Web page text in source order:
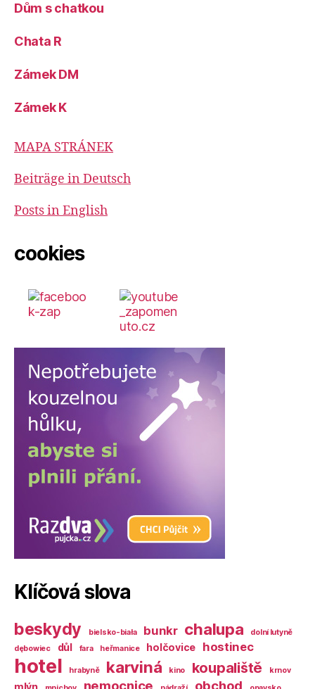
Dům s chatkou
Chata R
Zámek DM
Zámek K
MAPA STRÁNEK
Beiträge in Deutsch
Posts in English
cookies
Klíčová slova
beskydy bielsko-biała bunkr chalupa
dolní lutyně
dębowiec
důl fara heřmanice holčovice hostinec
hotel hrabyně karviná kino koupaliště krnov
mlýn nemocnice obchod